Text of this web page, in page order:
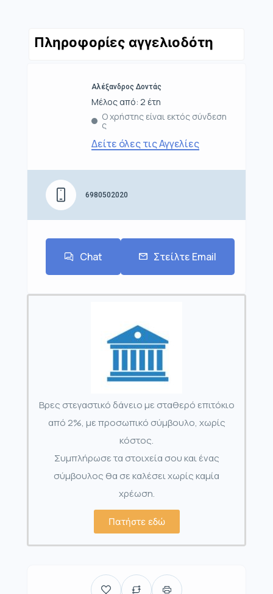
Πληροφορίες αγγελιοδότη
Αλέξανδρος Δοντάς
Μέλος από: 2 έτη
Ο χρήστης είναι εκτός σύνδεση
ς
Δείτε όλες τις Αγγελίες
6980502020
Chat Στείλτε Email
Βρες στεγαστικό δάνειο με σταθερό επιτόκιο
από 2%, με προσωπικό σύμβουλο, χωρίς
κόστος.
Συμπλήρωσε τα στοιχεία σου και ένας
σύμβουλος θα σε καλέσει χωρίς καμία
χρέωση.
Πατήστε εδώ